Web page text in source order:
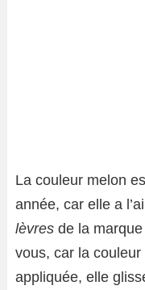
La couleur melon
année, car elle a
lèvres de la
vous, car la
appliquée, elle